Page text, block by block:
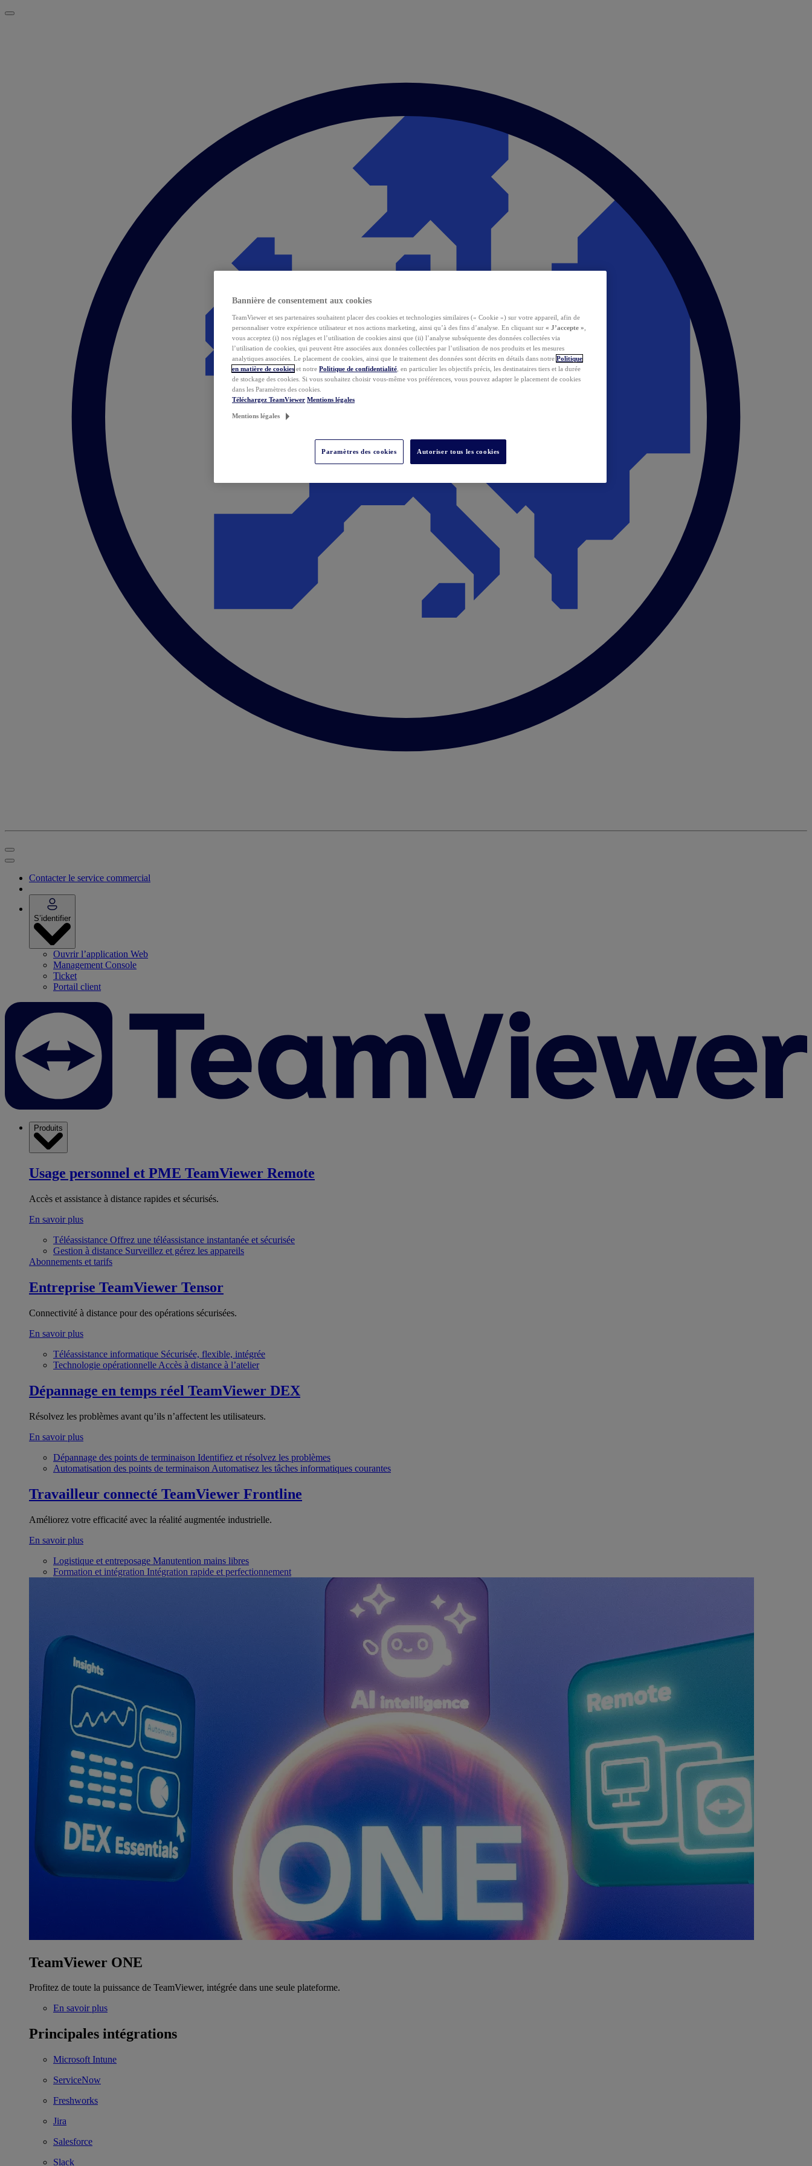
Contacter le service commercial
S’identifier
Ouvrir l’application Web
Management Console
Ticket
Portail client
Produits
Usage personnel et PME TeamViewer Remote
Accès et assistance à distance rapides et sécurisés.
En savoir plus
Téléassistance Offrez une téléassistance instantanée et sécurisée
Gestion à distance Surveillez et gérez les appareils
Abonnements et tarifs
Entreprise TeamViewer Tensor
Connectivité à distance pour des opérations sécurisées.
En savoir plus
Téléassistance informatique Sécurisée, flexible, intégrée
Technologie opérationnelle Accès à distance à l’atelier
Dépannage en temps réel TeamViewer DEX
Résolvez les problèmes avant qu’ils n’affectent les utilisateurs.
En savoir plus
Dépannage des points de terminaison Identifiez et résolvez les problèmes
Automatisation des points de terminaison Automatisez les tâches informatiques courantes
Travailleur connecté TeamViewer Frontline
Améliorez votre efficacité avec la réalité augmentée industrielle.
En savoir plus
Logistique et entreposage Manutention mains libres
Formation et intégration Intégration rapide et perfectionnement
TeamViewer ONE
Profitez de toute la puissance de TeamViewer, intégrée dans une seule plateforme.
En savoir plus
Principales intégrations
Microsoft Intune
ServiceNow
Freshworks
Jira
Salesforce
Slack
Bannière de consentement aux cookies
TeamViewer et ses partenaires souhaitent placer des cookies et technologies similaires (« Cookie ») sur votre appareil, afin de
personnaliser votre expérience utilisateur et nos actions marketing, ainsi qu’à des fins d’analyse. En cliquant sur « J’accepte »
vous acceptez (i) nos réglages et l’utilisation de cookies ainsi que (ii) l’analyse subséquente des données collectées via
l’utilisation de cookies, qui peuvent être associées aux données collectées par l’utilisation de nos produits et les mesures
analytiques associées. Le placement de cookies, ainsi que le traitement des données sont décrits en détails dans notre Politique
en matière de cookies et notre Politique de confidentialité , en particulier les objectifs précis, les destinataires tiers et la durée
de stockage des cookies. Si vous souhaitez choisir vous-même vos préférences, vous pouvez adapter le placement de cookies
dans les Paramètres des cookies.
Téléchargez TeamViewer Mentions légales
Mentions légales
Paramètres des cookies Autoriser tous les cookies